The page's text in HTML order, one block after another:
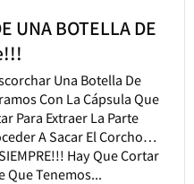
UNA BOTELLA DE
Una Botella De
Con La Cápsula Que
Para Extraer La Parte
A Sacar El Corcho…
Hay Que Cortar
Que Tenemos...